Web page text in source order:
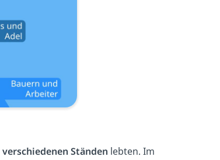
verschiedenen Ständen lebten. Im